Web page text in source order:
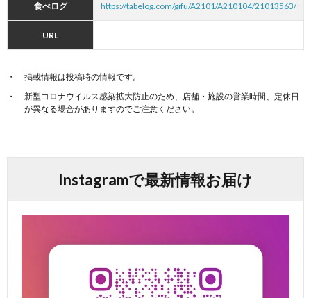
食べログ https://tabelog.com/gifu/A2101/A210104/21013563/
URL
掲載情報は投稿時の情報です。
新型コロナウイルス感染拡大防止のため、店舗・施設の営業時間、定休日
が異なる場合がありますのでご注意ください。
Instagramで最新情報お届け